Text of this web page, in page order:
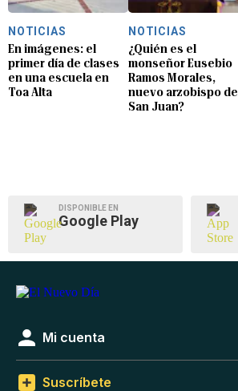
NOTICIAS
En imágenes: el
primer día de clases
en una escuela en
Toa Alta
NOTICIAS
¿Quién es el
monseñor Eusebio
Ramos Morales,
nuevo arzobispo de
San Juan?
DISPONIBLE EN
Google Play
Mi cuenta
Suscríbete